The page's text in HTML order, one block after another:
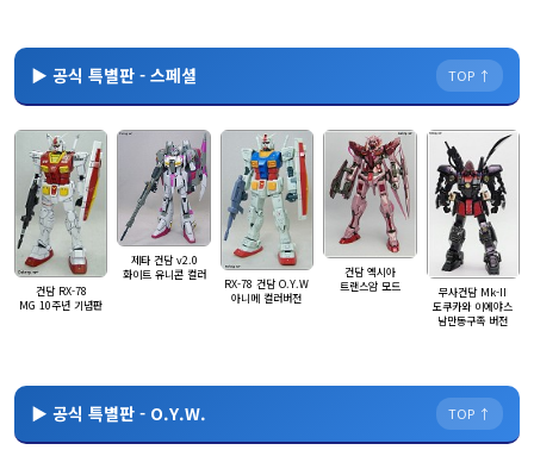
▶ 공식 특별판 - 스페셜 TOP ↑
건담 RX-78
MG 10주년 기념판
제타 건담 v2.0
화이트 유니콘 컬러
RX-78 건담 O.Y.W
아니메 컬러버전
건담 엑시아
트랜스암 모드
무사건담 Mk-II
도쿠카와 이에야스
남만동구족 버전
▶ 공식 특별판 - O.Y.W. TOP ↑